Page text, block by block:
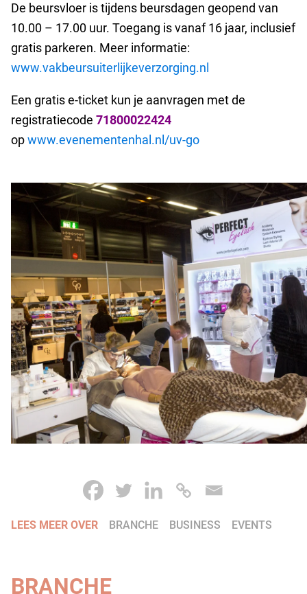
De beursvloer is tijdens beursdagen geopend van
10.00 – 17.00 uur. Toegang is vanaf 16 jaar, inclusief
gratis parkeren. Meer informatie:
www.vakbeursuiterlijkeverzorging.nl
Een gratis e-ticket kun je aanvragen met de
registratiecode 71800022424
opwww.evenementenhal.nl/uv-go
LEES MEER OVER BRANCHE BUSINESS EVENTS
BRANCHE